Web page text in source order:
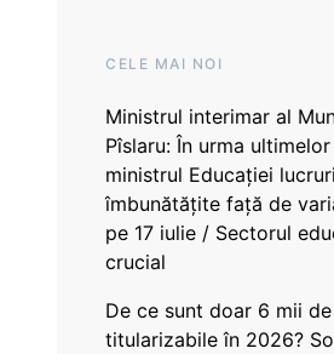
CELE MAI NOI
Ministrul interimar al
Pîslaru: În urma
ministrul Educației
îmbunătățite față de
pe 17 iulie / Sectorul
crucial
De ce sunt doar 6 mii
titularizabile în 2026?